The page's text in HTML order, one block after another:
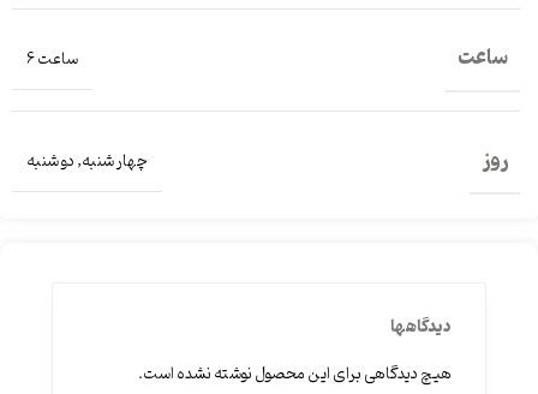
ساعت ساعت 6
روز چهار شنبه,دو شنبه
دیدگاهها
هیچ دیدگاهی برای این محصول نوشته نشده است.